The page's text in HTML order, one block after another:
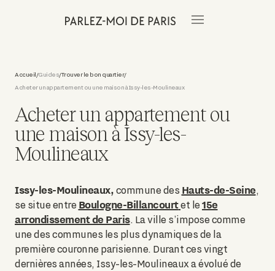
Accueil/Guides/Trouver le bon quartier/
Acheter un appartement ou une maison à Issy-les-Moulineaux
Acheter un appartement ou
une maison à Issy-les-
Moulineaux
Issy-les-Moulineaux, commune des Hauts-de-Seine,
se situe entre Boulogne-Billancourtet le 15e
arrondissement de Paris. La ville s’impose comme
une des communes les plus dynamiques de la
première couronne parisienne. Durant ces vingt
dernières années, Issy-les-Moulineaux a évolué de